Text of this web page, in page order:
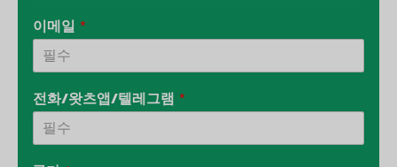
이메일 *
전화/왓츠앱/텔레그램 *